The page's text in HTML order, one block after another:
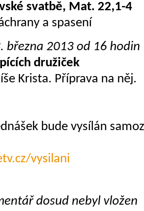
svatbě, Mat. 22,1-4
a spasení
března 2013od 16 hodin
družiček
Krista. Příprava na něj.
bude vysílán
vysilani
dosud nebyl vložen